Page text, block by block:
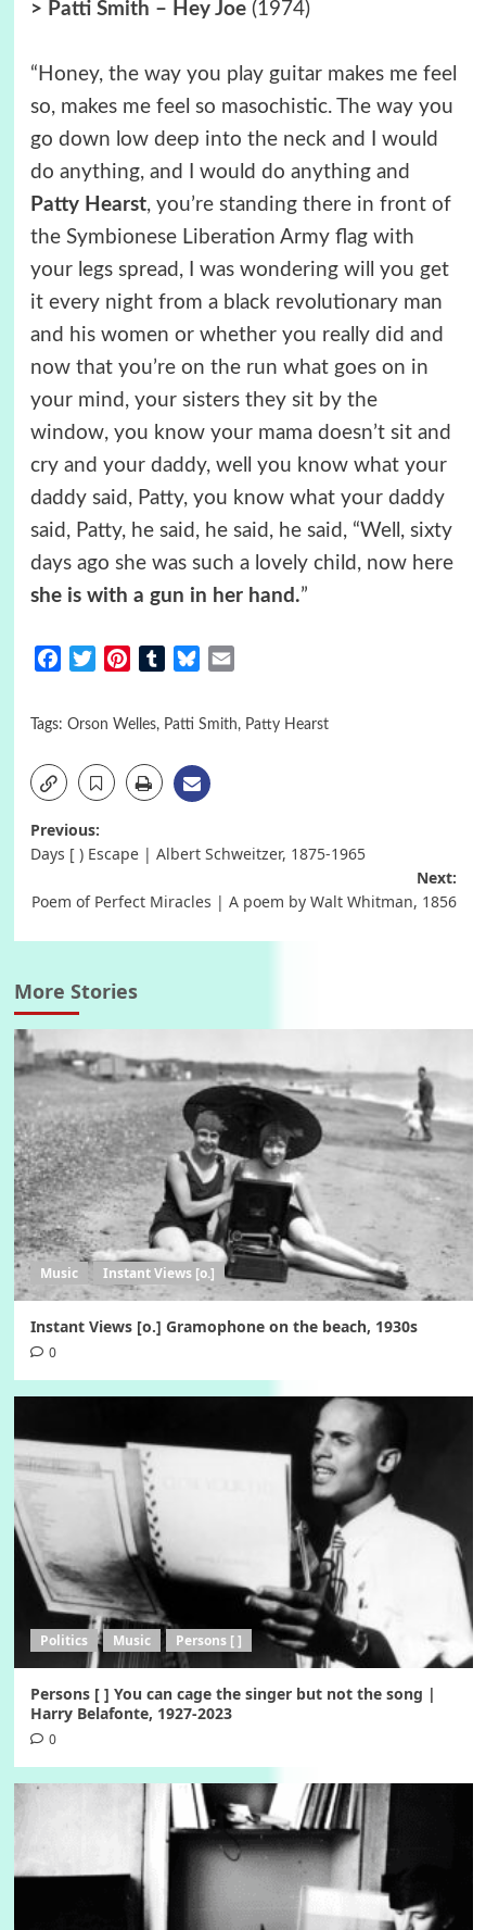
> Patti Smith – Hey Joe(1974)
“Honey, the way you play guitar makes me feel
so, makes me feel so masochistic. The way you
go down low deep into the neck and I would
do anything, and I would do anything and
Patty Hearst, you’re standing there in front of
the Symbionese Liberation Army flag with
your legs spread, I was wondering will you get
it every night from a black revolutionary man
and his women or whether you really did and
now that you’re on the run what goes on in
your mind, your sisters they sit by the
window, you know your mama doesn’t sit and
cry and your daddy, well you know what your
daddy said, Patty, you know what your daddy
said, Patty, he said, he said, he said, “Well, sixty
days ago she was such a lovely child, now here
she is with a gun in her hand.”
FacebookTwitterPinterestTumblrBluesky
Tags: Orson Welles, Patti Smith, Patty Hearst
Post
Previous:
Days [ ) Escape | Albert Schweitzer, 1875-1965
Next:
Poem of Perfect Miracles | A poem by Walt Whitman, 1856
More Stories
Music Instant Views [o.]
Instant Views [o.] Gramophone on the beach, 1930s
0
Politics Music Persons [ ]
Persons [ ] You can cage the singer but not the song |
Harry Belafonte, 1927-2023
0